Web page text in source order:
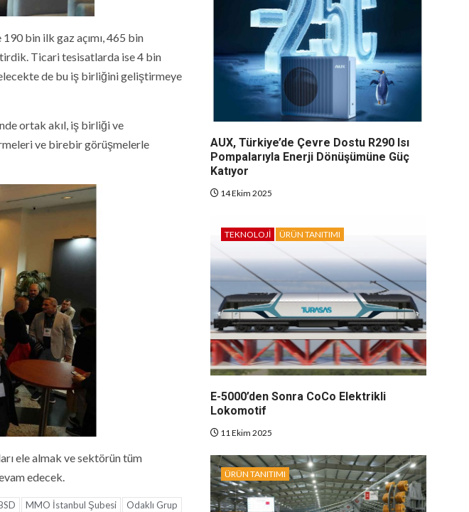
bin ilk gaz açımı, 465 bin
Ticari tesisatlarda ise 4 bin
de bu iş birliğini geliştirmeye
ortak akıl, iş birliği ve
ve birebir görüşmelerle
ele almak ve sektörün tüm
edecek.
MMO İstanbul Şubesi Odaklı Grup
AUX, Türkiye’de Çevre Dostu R290 Isı
Pompalarıyla Enerji Dönüşümüne Güç
Katıyor
14 Ekim 2025
TEKNOLOJI ÜRÜN TANITIMI
E-5000’den Sonra CoCo Elektrikli
Lokomotif
11 Ekim 2025
ÜRÜN TANITIMI